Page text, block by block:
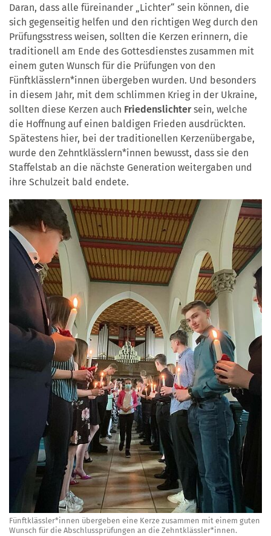
Daran, dass alle füreinander „Lichter“ sein können, die
sich gegenseitig helfen und den richtigen Weg durch den
Prüfungsstress weisen, sollten die Kerzen erinnern, die
traditionell am Ende des Gottesdienstes zusammen mit
einem guten Wunsch für die Prüfungen von den
Fünftklässlern*innen übergeben wurden. Und besonders
in diesem Jahr, mit dem schlimmen Krieg in der Ukraine,
sollten diese Kerzen auch Friedenslichtersein, welche
die Hoffnung auf einen baldigen Frieden ausdrückten.
Spätestens hier, bei der traditionellen Kerzenübergabe,
wurde den Zehntklässlern*innen bewusst, dass sie den
Staffelstab an die nächste Generation weitergaben und
ihre Schulzeit bald endete.
Fünftklässler*innen übergeben eine Kerze zusammen mit einem guten
Wunsch für die Abschlussprüfungen an die Zehntklässler*innen.